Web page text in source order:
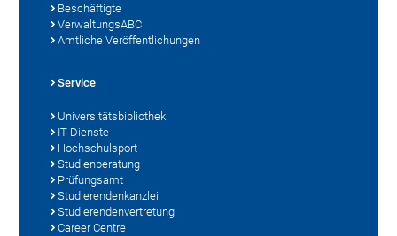
Beschäftigte
VerwaltungsABC
Amtliche Veröffentlichungen
Service
Universitätsbibliothek
IT-Dienste
Hochschulsport
Studienberatung
Prüfungsamt
Studierendenkanzlei
Studierendenvertretung
Career Centre